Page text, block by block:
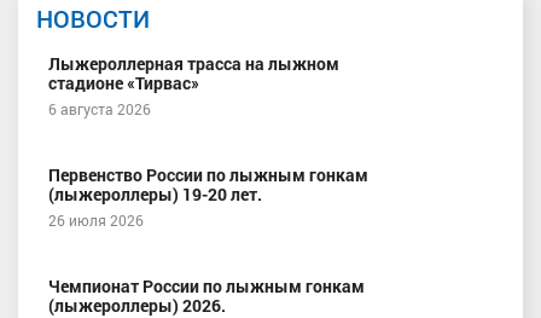
НОВОСТИ
Лыжероллерная трасса на лыжном
стадионе «Тирвас»
6 августа 2026
Первенство России по лыжным гонкам
(лыжероллеры) 19-20 лет.
26 июля 2026
Чемпионат России по лыжным гонкам
(лыжероллеры) 2026.